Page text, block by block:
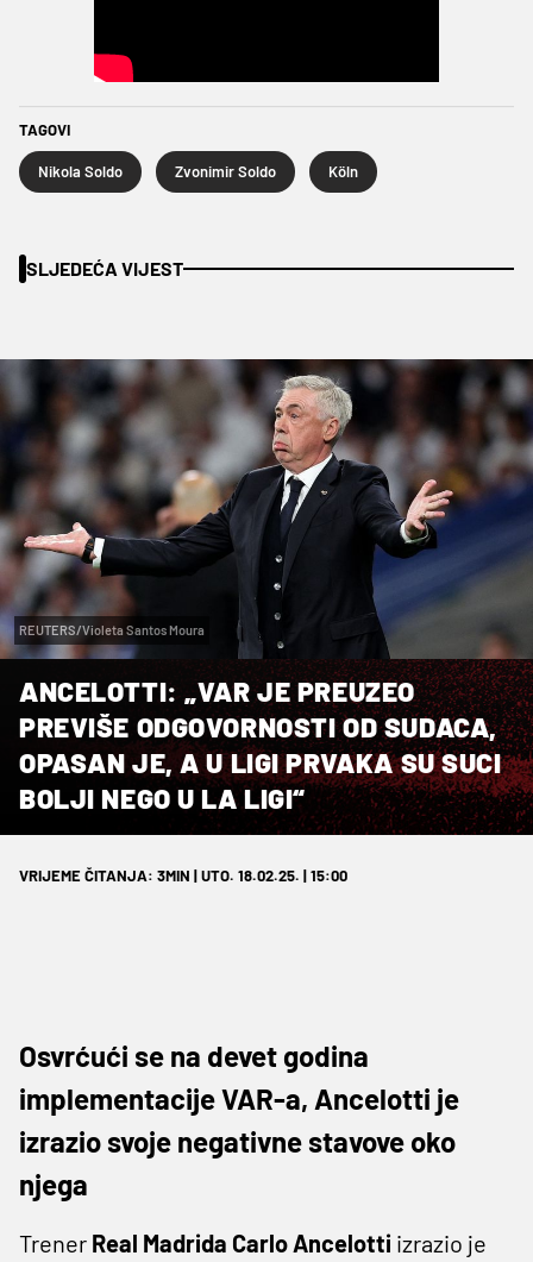
TAGOVI
Nikola Soldo Zvonimir Soldo Köln
SLJEDEĆA VIJEST
REUTERS/Violeta Santos Moura
ANCELOTTI: „VAR JE PREUZEO
PREVIŠE ODGOVORNOSTI OD SUDACA,
OPASAN JE, A U LIGI PRVAKA SU SUCI
BOLJI NEGO U LA LIGI“
VRIJEME ČITANJA: 3MIN | UTO. 18.02.25. | 15:00
Osvrćući se na devet godina
implementacije VAR-a, Ancelotti je
izrazio svoje negativne stavove oko
njega
Trener Real Madrida Carlo Ancelotti izrazio je